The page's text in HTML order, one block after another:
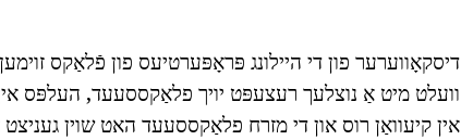
דיסקאָווערער פון די היילונג פּראָפּערטיעס פון פֿלאַקס
וועלט מיט אַ נוצלעך רעצעפּט יויך פלאַקססעעד, העלפּס
אין קיעוואַן רוס און די מזרח פלאַקססעעד האט שוין